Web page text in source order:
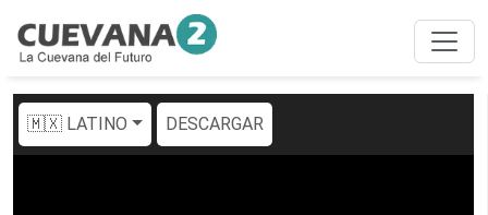
🇲🇽 LATINO DESCARGAR